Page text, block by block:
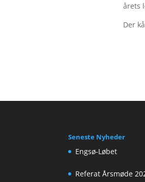
årets
Der
Seneste Nyheder
Engsø-Løbet
Referat Årsmøde